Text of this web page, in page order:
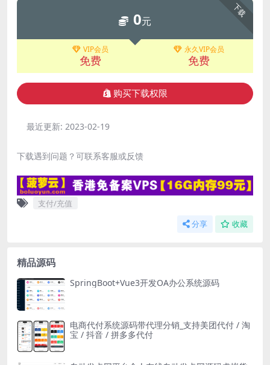
下载
0元
VIP会员
免费
永久VIP会员
免费
购买下载权限
最近更新: 2023-02-19
下载遇到问题？可联系客服或反馈
支付/充值
分享 收藏
精品源码
SpringBoot+Vue3开发OA办公系统源码
电商代付系统源码带代理分销_支持美团代付 / 淘
宝 / 抖音 / 拼多多代付